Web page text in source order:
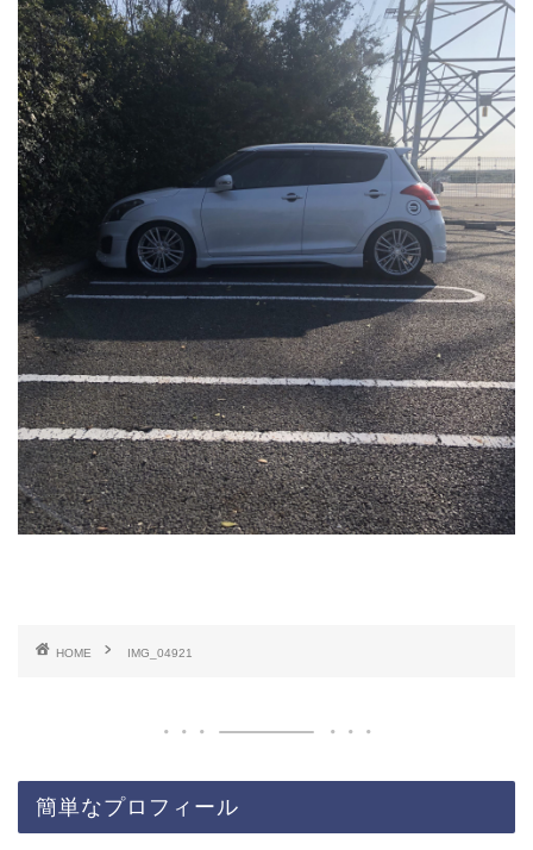
HOME IMG_04921
簡単なプロフィール